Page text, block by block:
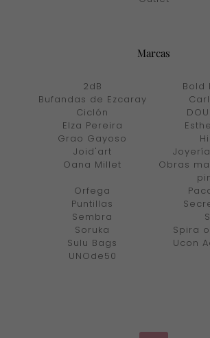
Marcas
2dB
Bold
Bufandas de Ezcaray
Ciclón
Elza Pereira
Grao Gayoso
Joid'art
Oana Millet
Obras
Orfega
Puntillas
Sembra
Soruka
Spira
Sulu Bags
Ucon
UNOde50